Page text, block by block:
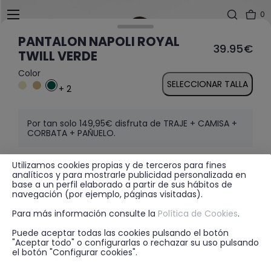
0
PANTALON NAPOLI ROYAL
TWILL VERDE
39.95€
Color
+ 2
SELECCIONAR TALLA
Por tan solo 149,95€ disfruta de TRAJE + CAMISA +
CORBATA + PAÑUELO.
MÁS INFORMACIÓN
Utilizamos cookies propias y de terceros para fines
analíticos y para mostrarle publicidad personalizada en
base a un perfil elaborado a partir de sus hábitos de
navegación (por ejemplo, páginas visitadas).
Para más información consulte la Política de Cookies.
Puede aceptar todas las cookies pulsando el botón
"Aceptar todo" o configurarlas o rechazar su uso pulsando
el botón "Configurar cookies".